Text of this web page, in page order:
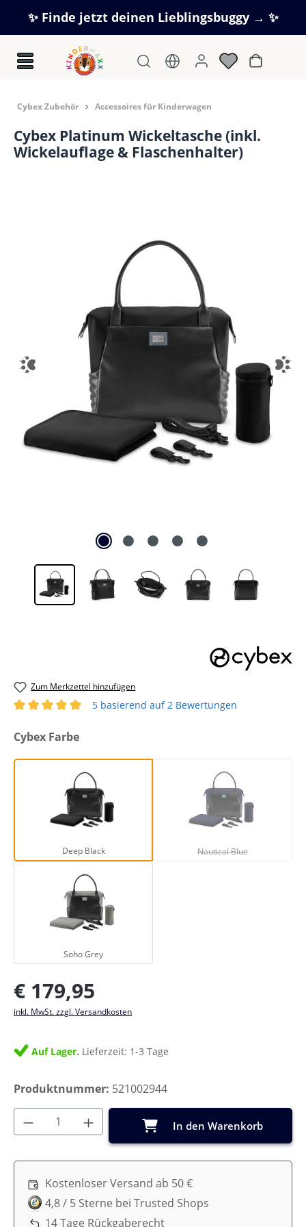
Zum Hauptinhalt springen
✨ Finde jetzt deinen Lieblingsbuggy → ✨
Cybex Zubehör Accessoires für Kinderwagen
Cybex Platinum Wickeltasche (inkl.
Wickelauflage & Flaschenhalter)
Zum Merkzettel hinzufügen
5 basierend auf 2 Bewertungen
auswählen
Cybex Farbe
Deep Black
Deep Black
Nautical Blue
Nautical Blue
(Diese Option ist
Soho Grey
Soho Grey
Regulärer Preis:
€ 179,95
inkl. MwSt. zzgl. Versandkosten
Auf Lager. Lieferzeit: 1-3 Tage
Produktnummer: 521002944
Produkt Anzahl: Gib den gewünschten
In den Warenkorb
Kostenloser Versand ab 50 €
4,8 / 5 Sterne bei Trusted Shops
14 Tage Rückgaberecht